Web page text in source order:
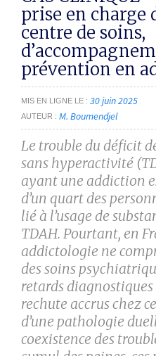
prise en charge
centre de soins,
prévention en
MIS EN LIGNE LE 30 juin 2025
AUTEUR M. Boumendjel
Le trouble du déficit
sans hyperactivité
ayant une addiction
d’un quart des
lié à l’usage de
TDAH. Pourtant, en
addictologie ne
des soins
retards diagnostiques
rechute accrus chez
d’une pathologie
coexistence des